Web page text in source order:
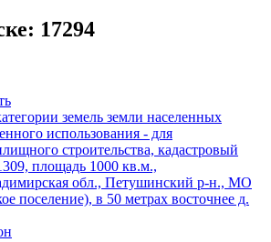
17294
земель земли населенных
использования - для
строительства, кадастровый
площадь 1000 кв.м.,
обл., Петушинский р-н., МО
поселение), в 50 метрах восточнее д.